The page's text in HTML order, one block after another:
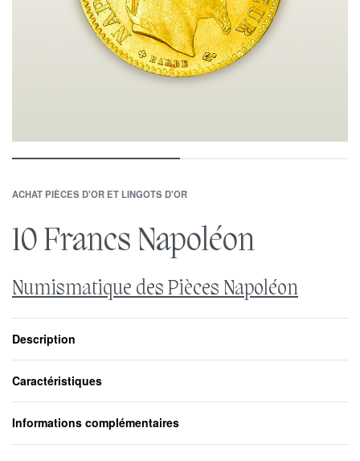
ACHAT PIÈCES D'OR ET LINGOTS D'OR
10 Francs Napoléon
Numismatique des Pièces Napoléon
Description
Caractéristiques
Informations complémentaires